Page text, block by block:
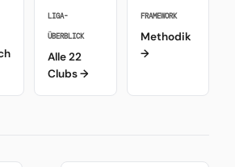
LIGA-
ÜBERBLICK
Alle 22
Clubs →
FRAMEWORK
Methodik
→